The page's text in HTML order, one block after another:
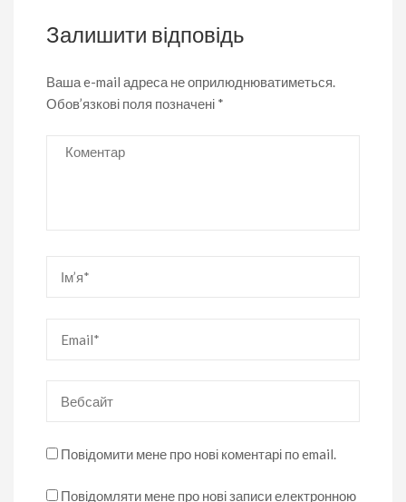
Залишити відповідь
Ваша e-mail адреса не оприлюднюватиметься.
Обов’язкові поля позначені *
Коментар
Повідомити мене про нові коментарі по email.
Повідомляти мене про нові записи електронною